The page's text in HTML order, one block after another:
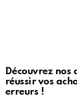
Découvrez
réussir vos
erreurs !